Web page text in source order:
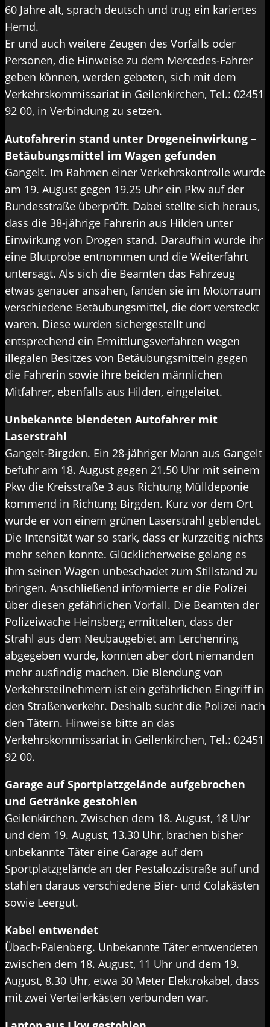
60 Jahre alt, sprach deutsch und trug ein kariertes
Hemd.
Er und auch weitere Zeugen des Vorfalls oder
Personen, die Hinweise zu dem Mercedes-Fahrer
geben können, werden gebeten, sich mit dem
Verkehrskommissariat in Geilenkirchen, Tel.: 02451
92 00, in Verbindung zu setzen.
Autofahrerin stand unter Drogeneinwirkung –
Betäubungsmittel im Wagen gefunden
Gangelt. Im Rahmen einer Verkehrskontrolle wurde
am 19. August gegen 19.25 Uhr ein Pkw auf der
Bundesstraße überprüft. Dabei stellte sich heraus,
dass die 38-jährige Fahrerin aus Hilden unter
Einwirkung von Drogen stand. Daraufhin wurde ihr
eine Blutprobe entnommen und die Weiterfahrt
untersagt. Als sich die Beamten das Fahrzeug
etwas genauer ansahen, fanden sie im Motorraum
verschiedene Betäubungsmittel, die dort versteckt
waren. Diese wurden sichergestellt und
entsprechend ein Ermittlungsverfahren wegen
illegalen Besitzes von Betäubungsmitteln gegen
die Fahrerin sowie ihre beiden männlichen
Mitfahrer, ebenfalls aus Hilden, eingeleitet.
Unbekannte blendeten Autofahrer mit
Laserstrahl
Gangelt-Birgden. Ein 28-jähriger Mann aus Gangelt
befuhr am 18. August gegen 21.50 Uhr mit seinem
Pkw die Kreisstraße 3 aus Richtung Mülldeponie
kommend in Richtung Birgden. Kurz vor dem Ort
wurde er von einem grünen Laserstrahl geblendet.
Die Intensität war so stark, dass er kurzzeitig nichts
mehr sehen konnte. Glücklicherweise gelang es
ihm seinen Wagen unbeschadet zum Stillstand zu
bringen. Anschließend informierte er die Polizei
über diesen gefährlichen Vorfall. Die Beamten der
Polizeiwache Heinsberg ermittelten, dass der
Strahl aus dem Neubaugebiet am Lerchenring
abgegeben wurde, konnten aber dort niemanden
mehr ausfindig machen. Die Blendung von
Verkehrsteilnehmern ist ein gefährlichen Eingriff in
den Straßenverkehr. Deshalb sucht die Polizei nach
den Tätern. Hinweise bitte an das
Verkehrskommissariat in Geilenkirchen, Tel.: 02451
92 00.
Garage auf Sportplatzgelände aufgebrochen
und Getränke gestohlen
Geilenkirchen. Zwischen dem 18. August, 18 Uhr
und dem 19. August, 13.30 Uhr, brachen bisher
unbekannte Täter eine Garage auf dem
Sportplatzgelände an der Pestalozzistraße auf und
stahlen daraus verschiedene Bier- und Colakästen
sowie Leergut.
Kabel entwendet
Übach-Palenberg. Unbekannte Täter entwendeten
zwischen dem 18. August, 11 Uhr und dem 19.
August, 8.30 Uhr, etwa 30 Meter Elektrokabel, dass
mit zwei Verteilerkästen verbunden war.